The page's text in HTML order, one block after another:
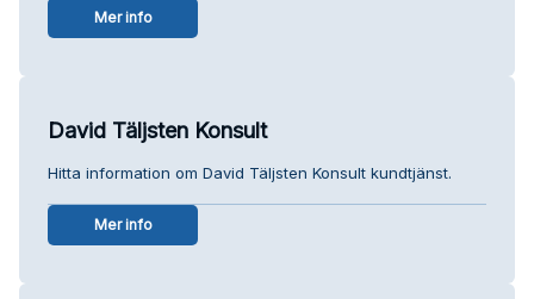
Mer info
David Täljsten Konsult
Hitta information om David Täljsten Konsult kundtjänst.
Mer info